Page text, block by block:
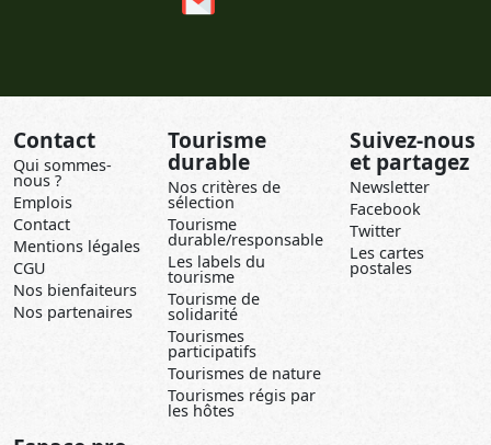
Contact
Qui sommes-
nous ?
Emplois
Contact
Mentions légales
CGU
Nos bienfaiteurs
Nos partenaires
Tourisme
durable
Nos critères de
sélection
Tourisme
durable/responsable
Les labels du
tourisme
Tourisme de
solidarité
Tourismes
participatifs
Tourismes de nature
Tourismes régis par
les hôtes
Suivez-nous
et partagez
Newsletter
Facebook
Twitter
Les cartes
postales